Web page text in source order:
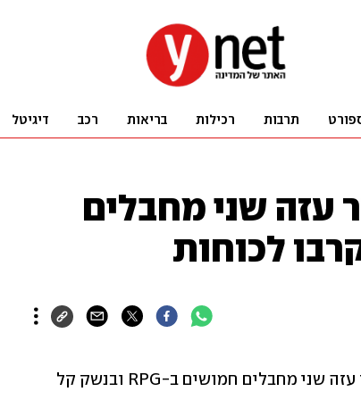
תרבות רכילות בריאות רכב דיגיטל
עזה שני מחבלים